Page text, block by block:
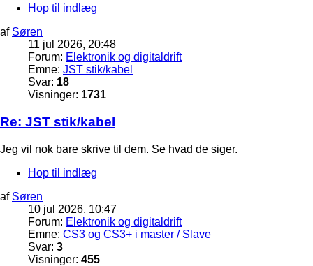
Hop til indlæg
af Søren
11 jul 2026, 20:48
Forum: Elektronik og digitaldrift
Emne: JST stik/kabel
Svar: 18
Visninger: 1731
Re: JST stik/kabel
Jeg vil nok bare skrive til dem. Se hvad de siger.
Hop til indlæg
af Søren
10 jul 2026, 10:47
Forum: Elektronik og digitaldrift
Emne: CS3 og CS3+ i master / Slave
Svar: 3
Visninger: 455